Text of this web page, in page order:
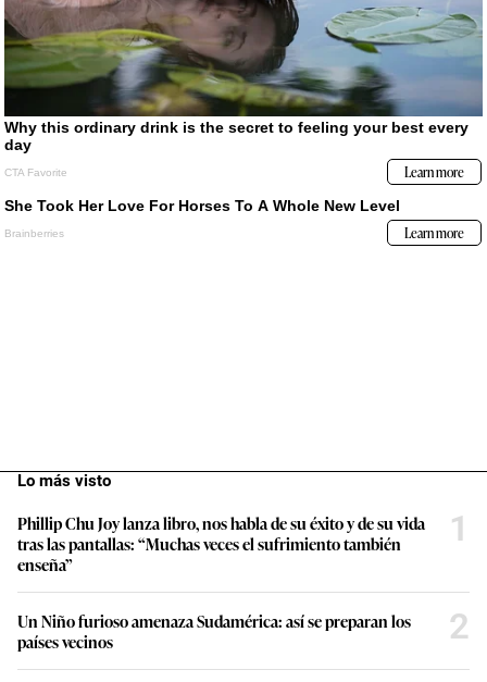
Lo más visto
Phillip Chu Joy lanza libro, nos habla de su éxito y de su vida
tras las pantallas: “Muchas veces el sufrimiento también
enseña”
1
Un Niño furioso amenaza Sudamérica: así se preparan los
países vecinos
2